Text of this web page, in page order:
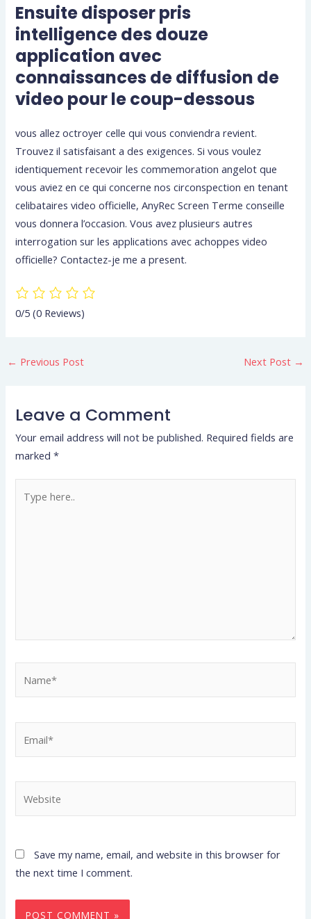
Ensuite disposer pris
intelligence des douze
application avec
connaissances de diffusion de
video pour le coup-dessous
vous allez octroyer celle qui vous conviendra revient.
Trouvez il satisfaisant a des exigences. Si vous voulez
identiquement recevoir les commemoration angelot que
vous aviez en ce qui concerne nos circonspection en tenant
celibataires video officielle, AnyRec Screen Terme conseille
vous donnera l’occasion. Vous avez plusieurs autres
interrogation sur les applications avec achoppes video
officielle? Contactez-je me a present.
0/5(0 Reviews)
← Previous Post Next Post →
Leave a Comment
Your email address will not be published. Required fields are
marked*
here..
Save my name, email, and website in this browser for
the next time I comment.